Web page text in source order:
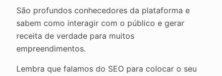
São profundos conhecedores da plataforma e
sabem como interagir com o público e gerar
receita de verdade para muitos
empreendimentos.
Lembra que falamos do SEO para colocar o seu